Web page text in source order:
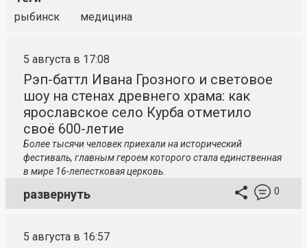
рыбинск медицина
5 августа в 17:08
Рэп-баттл Ивана Грозного и световое
шоу на стенах древнего храма: как
ярославское село Курба отметило
своё 600-летие
Более тысячи человек приехали на исторический
фестиваль, главным героем которого стала единственная
в мире 16-лепестковая церковь.
развернуть 0
5 августа в 16:57